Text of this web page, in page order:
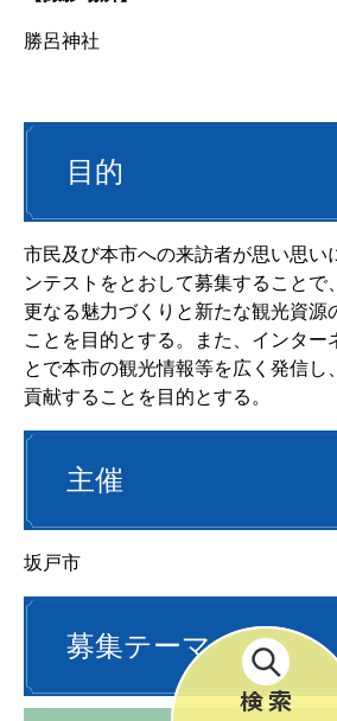
勝呂神社
目的
市民及び本市への来訪者が思い思い
ンテストをとおして募集することで
更なる魅力づくりと新たな観光資源
ことを目的とする。また、インター
とで本市の観光情報等を広く発信し
貢献することを目的とする。
主催
坂戸市
募集テーマ